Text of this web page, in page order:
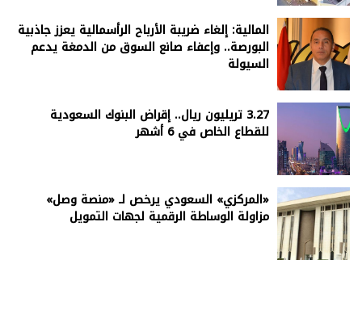
المالية: إلغاء ضريبة الأرباح الرأسمالية يعزز جاذبية
البورصة.. وإعفاء صانع السوق من الدمغة يدعم
السيولة
3.27 تريليون ريال.. إقراض البنوك السعودية
للقطاع الخاص في 6 أشهر
«المركزي» السعودي يرخص لـ «منصة وصل»
مزاولة الوساطة الرقمية لجهات التمويل